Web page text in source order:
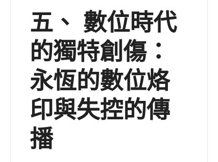
五、 數位時代
的獨特創傷：
永恆的數位烙
印與失控的傳
播